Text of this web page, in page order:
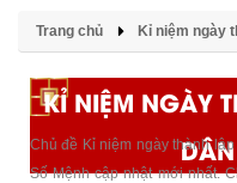
Trang chủ Kỉ niệm ngày
KỈ NIỆM NGÀY
Chủ đề Kỉ niệm ngày thành
Số Mệnh cập nhật mới nhất.